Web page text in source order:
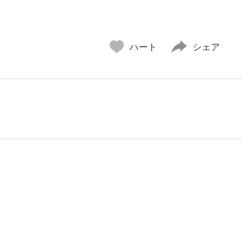
ハート シェア